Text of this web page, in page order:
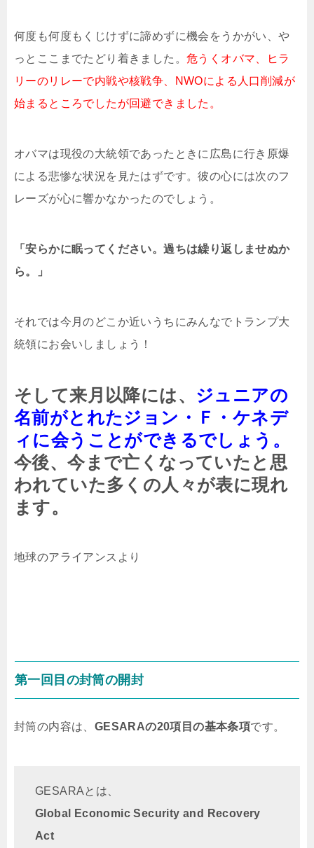
何度も何度もくじけずに諦めずに機会をうかがい、や
っとここまでたどり着きました。 危うくオバマ、ヒラ
リーのリレーで内戦や核戦争、NWOによる人口削減が
始まるところでしたが回避できました。
オバマは現役の大統領であったときに広島に行き原爆
による悲惨な状況を見たはずです。彼の心には次のフ
レーズが心に響かなかったのでしょう。
「安らかに眠ってください。過ちは繰り返しませぬか
ら。」
それでは今月のどこか近いうちにみんなでトランプ大
統領にお会いしましょう！
そして来月以降には、 ジュニアの
名前がとれたジョン・Ｆ・ケネデ
ィに会うことができるでしょう。
今後、今まで亡くなっていたと思
われていた多くの人々が表に現れ
ます。
地球のアライアンスより
第一回目の封筒の開封
封筒の内容は、 GESARAの20項目の基本条項です。
GESARAとは、
Global Economic Security and Recovery
Act